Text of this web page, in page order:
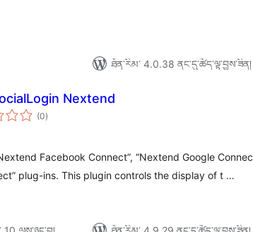
ཐོན་རིམ་ 4.0.38 ནང་དུ་ཚོད་ལྟ་བྱས་ཟིན།
Nextend
(0གདེང་
འཇོག་
)
Facebook Connect”, “Nextend Google
plug-ins. This plugin controls the display of t …